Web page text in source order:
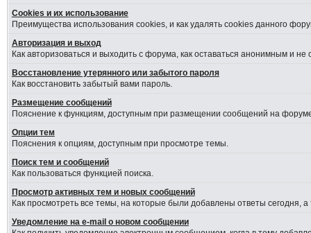
Cookies и их использование
Преимущества использования cookies, и как удалять cookies данного
Авторизация и выход
Как авторизоваться и выходить с форума, как оставаться анонимным и
Восстановление утерянного или забытого пароля
Как восстановить забытый вами пароль.
Размещение сообщений
Пояснение к функциям, доступным при размещении сообщений на
Опции тем
Пояснения к опциям, доступным при просмотре темы.
Поиск тем и сообщений
Как пользоваться функцией поиска.
Просмотр активных тем и новых сообщений
Как просмотреть все темы, на которые были добавлены ответы сегодня,
Уведомление на е-mail о новом сообщении